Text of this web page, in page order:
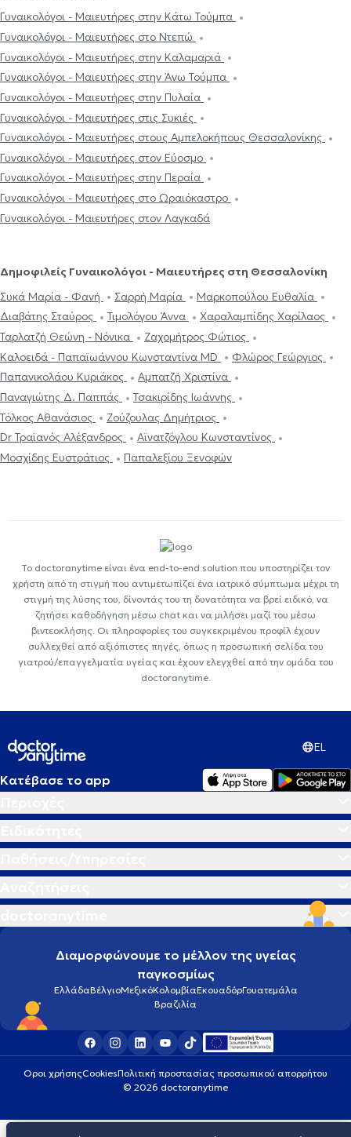
Γυναικολόγοι - Μαιευτήρες στην Κάτω Τούμπα
Γυναικολόγοι - Μαιευτήρες στο Ντεπώ
Γυναικολόγοι - Μαιευτήρες στην Καλαμαριά
Γυναικολόγοι - Μαιευτήρες στην Άνω Τούμπα
Γυναικολόγοι - Μαιευτήρες στην Πυλαία
Γυναικολόγοι - Μαιευτήρες στις Συκιές
Γυναικολόγοι - Μαιευτήρες στους Αμπελοκήπους Θεσσαλονίκης
Γυναικολόγοι - Μαιευτήρες στον Εύοσμο
Γυναικολόγοι - Μαιευτήρες στην Περαία
Γυναικολόγοι - Μαιευτήρες στο Ωραιόκαστρο
Γυναικολόγοι - Μαιευτήρες στον Λαγκαδά
Δημοφιλείς Γυναικολόγοι - Μαιευτήρες στη Θεσσαλονίκη
Συκά Μαρία - Φανή
Σαρρή Μαρία
Μαρκοπούλου Ευθαλία
Διαβάτης Σταύρος
Τιμολόγου Άννα
Χαραλαμπίδης Χαρίλαος
Ταρλατζή Θεώνη - Νόνικα
Ζαχομήτρος Φώτιος
Καλοειδά - Παπαϊωάννου Κωνσταντίνα MD
Φλώρος Γεώργιος
Παπανικολάου Κυριάκος
Αμπατζή Χριστίνα
Παναγιώτης Δ. Παππάς
Τσακιρίδης Ιωάννης
Τόλκος Αθανάσιος
Ζούζουλας Δημήτριος
Dr Τραϊανός Αλέξανδρος
Αϊνατζόγλου Κωνσταντίνος
Μοσχίδης Ευστράτιος
Παπαλεξίου Ξενοφών
Το doctoranytime είναι ένα end-to-end solution που υποστηρίζει τον
χρήστη από τη στιγμή που αντιμετωπίζει ένα ιατρικό σύμπτωμα μέχρι τη
στιγμή της λύσης του, δίνοντάς του τη δυνατότητα να βρεί ειδικό, να
ζητήσει καθοδήγηση μέσω chat και να μιλήσει μαζί του μέσω
βιντεοκλήσης. Οι πληροφορίες του συγκεκριμένου προφίλ έχουν
συλλεχθεί από αξιόπιστες πηγές, όπως η προσωπική σελίδα του
γιατρού/επαγγελματία υγείας και έχουν ελεγχθεί από την ομάδα του
doctoranytime.
EL
Κατέβασε το app
Διαμορφώνουμε το μέλλον της υγείας
παγκοσμίως
ΕλλάδαΒέλγιοΜεξικόΚολομβίαΕκουαδόρΓουατεμάλα
Βραζιλία
Οροι χρήσηςCookiesΠολιτική προστασίας προσωπικού απορρήτου
© 2026 doctoranytime